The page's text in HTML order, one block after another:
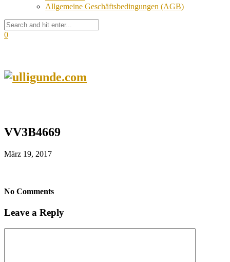
Allgemeine Geschäftsbedingungen (AGB)
0
VV3B4669
März 19, 2017
No Comments
Leave a Reply